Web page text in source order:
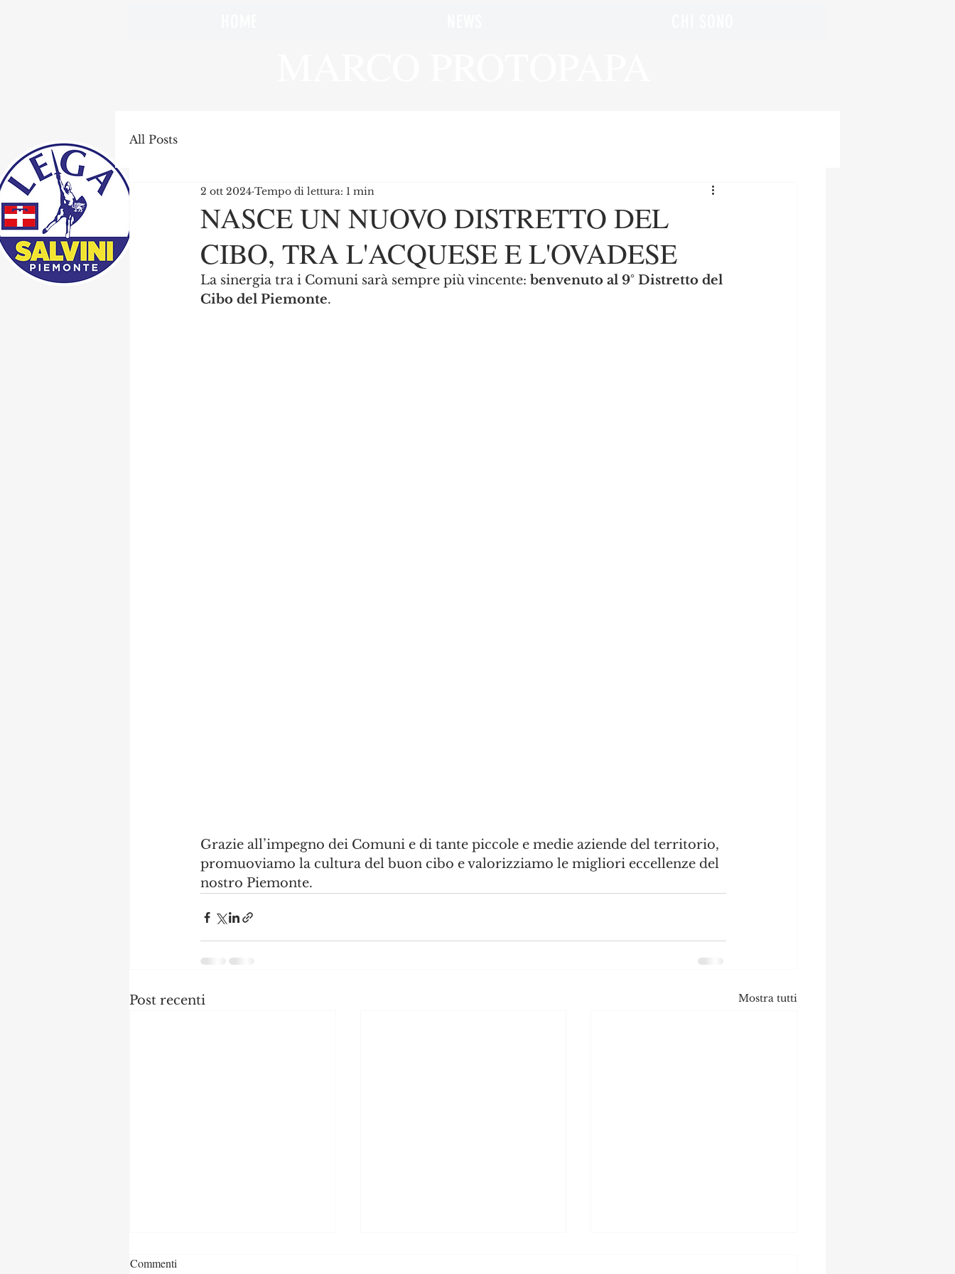
All Posts
NASCE UN NUOVO DISTRETTO DEL
CIBO, TRA L'ACQUESE E L'OVADESE
2 ott 2024 Tempo di lettura: 1 min
La sinergia tra i Comuni sarà sempre più vincente: benvenuto al 9° Distretto del
Cibo del Piemonte.
Grazie all’impegno dei Comuni e di tante piccole e medie aziende del territorio,
promuoviamo la cultura del buon cibo e valorizziamo le migliori eccellenze del
nostro Piemonte.
Post recenti Mostra tutti
Commenti